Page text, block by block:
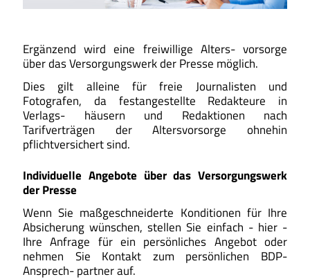
Ergänzend wird eine freiwillige Alters- vorsorge
über das Versorgungswerk der Presse möglich.
Dies gilt alleine für freie Journalisten und
Fotografen, da festangestellte Redakteure in
Verlags- häusern und Redaktionen nach
Tarifverträgen der Altersvorsorge ohnehin
pflichtversichert sind.
Individuelle Angebote über das Versorgungswerk
der Presse
Wenn Sie maßgeschneiderte Konditionen für Ihre
Absicherung wünschen, stellen Sie einfach - hier -
Ihre Anfrage für ein persönliches Angebot oder
nehmen Sie Kontakt zum persönlichen BDP-
Ansprech- partner auf.